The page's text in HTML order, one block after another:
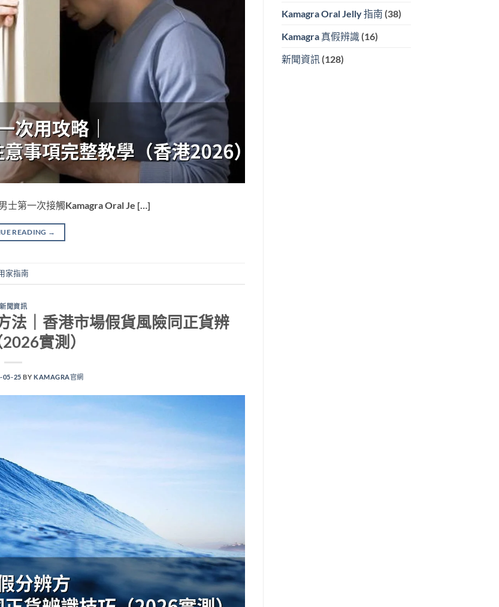
士第一次接觸Kamagra Oral Je […]
READING →
家指南
新聞資訊
法｜香港市場假貨風險同正貨辨
實測）
05-25 BY KAMAGRA官網
Kamagra Oral Jelly 指南 (38)
Kamagra 真假辨識(16)
新聞資訊(128)